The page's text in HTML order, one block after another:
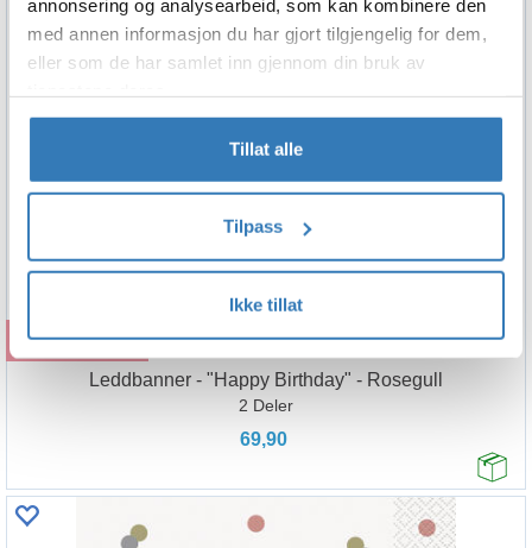
annonsering og analysearbeid, som kan kombinere den
med annen informasjon du har gjort tilgjengelig for dem,
eller som de har samlet inn gjennom din bruk av
Tillat alle
Tilpass
Ikke tillat
Kjøp
Leddbanner - "Happy Birthday" - Rosegull
2 Deler
69,90